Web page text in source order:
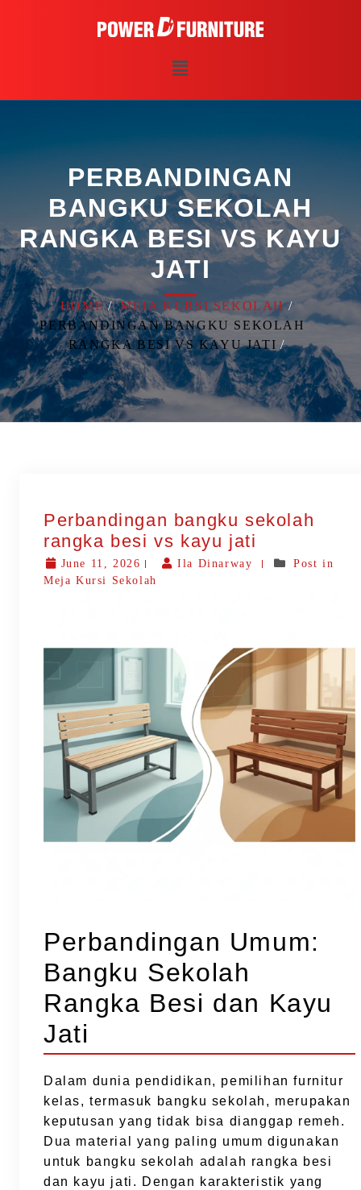
PERBANDINGAN
BANGKU SEKOLAH
RANGKA BESI VS KAYU
JATI
HOME
MEJA KURSI SEKOLAH
PERBANDINGAN BANGKU SEKOLAH
RANGKA BESI VS KAYU JATI
Perbandingan bangku sekolah
rangka besi vs kayu jati
June 11, 2026 Ila Dinarway
Post in
Meja Kursi Sekolah
Perbandingan Umum:
Bangku Sekolah
Rangka Besi dan Kayu
Jati
Dalam dunia pendidikan, pemilihan furnitur
kelas, termasuk bangku sekolah, merupakan
keputusan yang tidak bisa dianggap remeh.
Dua material yang paling umum digunakan
untuk bangku sekolah adalah rangka besi
dan kayu jati. Dengan karakteristik yang